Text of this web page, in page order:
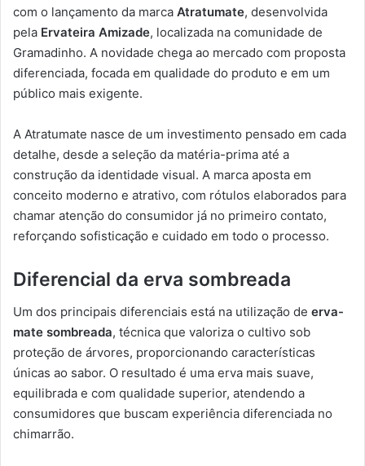
com o lançamento da marca Atratumate, desenvolvida
pela Ervateira Amizade, localizada na comunidade de
Gramadinho. A novidade chega ao mercado com proposta
diferenciada, focada em qualidade do produto e em um
público mais exigente.
A Atratumate nasce de um investimento pensado em cada
detalhe, desde a seleção da matéria-prima até a
construção da identidade visual. A marca aposta em
conceito moderno e atrativo, com rótulos elaborados para
chamar atenção do consumidor já no primeiro contato,
reforçando sofisticação e cuidado em todo o processo.
Diferencial da erva sombreada
Um dos principais diferenciais está na utilização de erva-
mate sombreada, técnica que valoriza o cultivo sob
proteção de árvores, proporcionando características
únicas ao sabor. O resultado é uma erva mais suave,
equilibrada e com qualidade superior, atendendo a
consumidores que buscam experiência diferenciada no
chimarrão.